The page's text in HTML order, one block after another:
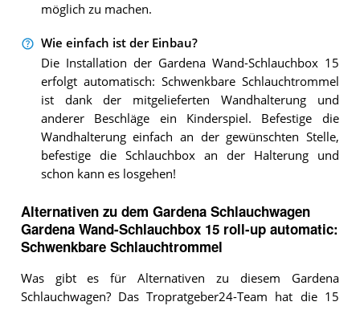
möglich zu machen.
Wie einfach ist der Einbau?
Die Installation der Gardena Wand-Schlauchbox 15
erfolgt automatisch: Schwenkbare Schlauchtrommel
ist dank der mitgelieferten Wandhalterung und
anderer Beschläge ein Kinderspiel. Befestige die
Wandhalterung einfach an der gewünschten Stelle,
befestige die Schlauchbox an der Halterung und
schon kann es losgehen!
Alternativen zu dem Gardena Schlauchwagen
Gardena Wand-Schlauchbox 15 roll-up automatic:
Schwenkbare Schlauchtrommel
Was gibt es für Alternativen zu diesem Gardena
Schlauchwagen? Das Tropratgeber24-Team hat die 15